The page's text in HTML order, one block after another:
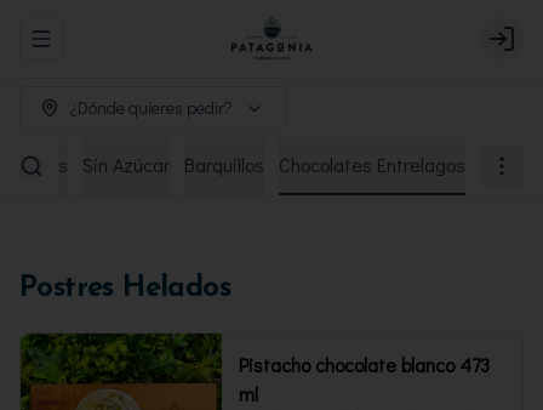
Abrir menu de navegación Login
¿Dónde quieres pedir?
Sin Azúcar Barquillos Chocolates Entrelagos
Postres Helados
Pistacho chocolate blanco 473
ml